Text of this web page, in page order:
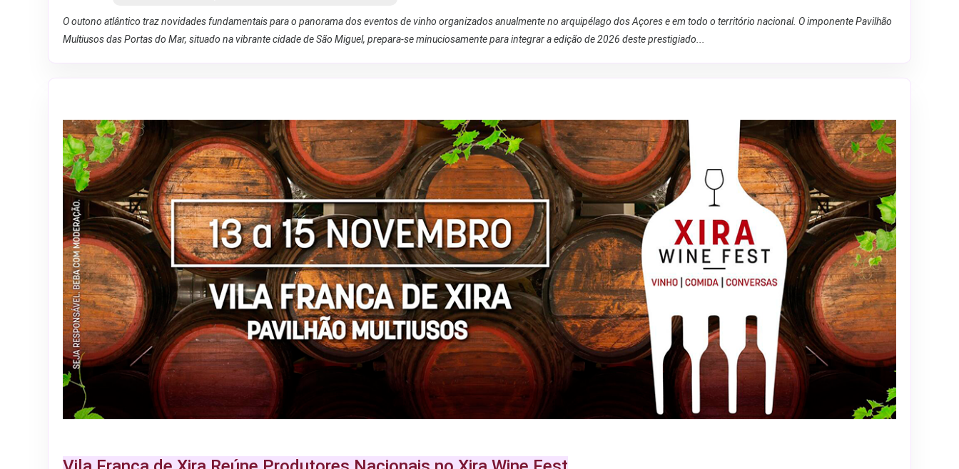
O outono atlântico traz novidades fundamentais para o panorama dos eventos de vinho organizados anualmente no arquipélago dos Açores e em todo o território nacional. O imponente Pavilhão
Multiusos das Portas do Mar, situado na vibrante cidade de São Miguel, prepara-se minuciosamente para integrar a edição de 2026 deste prestigiado...